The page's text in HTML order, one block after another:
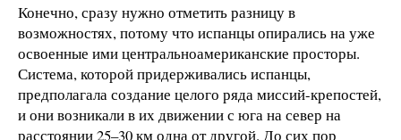
Конечно, сразу нужно отметить разницу в
возможностях, потому что испанцы опирались на уже
освоенные ими центральноамериканские просторы.
Система, которой придерживались испанцы,
предполагала создание целого ряда миссий-крепостей,
и они возникали в их движении с юга на север на
расстоянии 25–30 км одна от другой. До сих пор